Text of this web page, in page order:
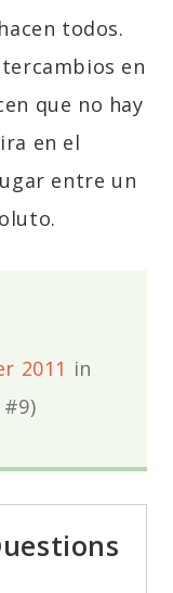
todos.
en
que no hay
en el
entre un
2011 in